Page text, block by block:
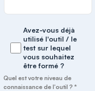
Avez-vous déjà
utilisé l'outil / le
test sur lequel
vous souhaitez
être formé ?
Quel est votre niveau de
connaissance de l'outil ? *